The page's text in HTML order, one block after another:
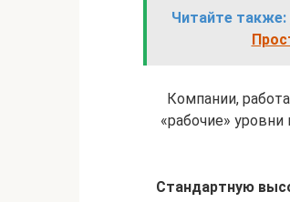
Читайте также:
Компании,
«рабочие»
Стандартную